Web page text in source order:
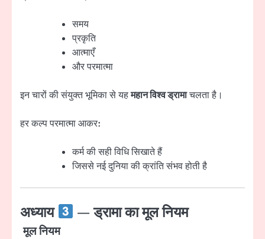
समय
प्रकृति
आत्माएँ
और परमात्मा
इन चारों की संयुक्त भूमिका से यहमहान विश्व ड्रामाचलता है।
हर कल्प परमात्मा आकर:
कर्म की सही विधि सिखाते हैं
जिससे नई दुनिया की क्रांति संभव होती है
अध्याय — ड्रामा का मूल नियम
मूल नियम